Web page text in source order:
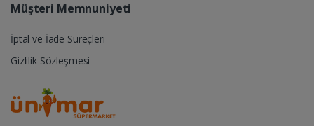
Müşteri Memnuniyeti
İptal ve İade Süreçleri
Gizlilik Sözleşmesi